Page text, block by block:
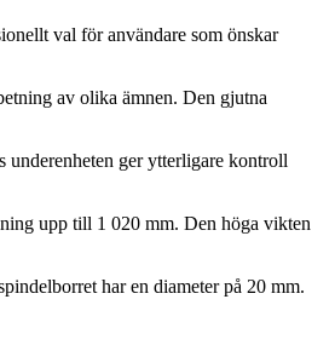
val för användare som önskar
av olika ämnen. Den gjutna
ger ytterligare kontroll
upp till 1 020 mm. Den höga vikten
har en diameter på 20 mm.